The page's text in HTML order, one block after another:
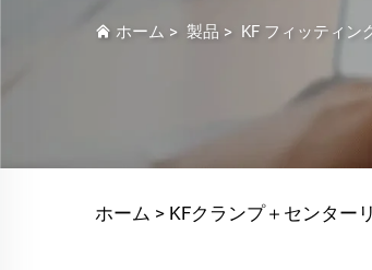
ホーム > 製品 > KF フィッティン
ホーム > KFクランプ＋センター